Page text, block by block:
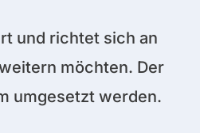
und richtet sich an
möchten. Der
umgesetzt werden.